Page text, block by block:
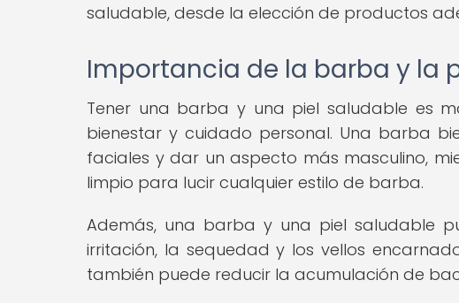
saludable, desde la elección de productos
Importancia de la barba y la
Tener una barba y una piel saludable es
bienestar y cuidado personal. Una barba
faciales y dar un aspecto más masculino,
limpio para lucir cualquier estilo de barba.
Además, una barba y una piel saludable
irritación, la sequedad y los vellos
también puede reducir la acumulación de